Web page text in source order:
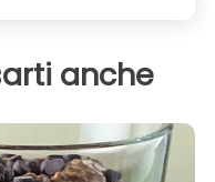
anche